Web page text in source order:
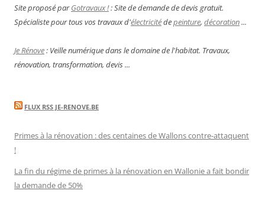
Site proposé parGotravaux !: Site de demande de devis gratuit.
Spécialiste pour tous vos travaux d'électricitédepeinture, décoration...
Je Rénove: Veille numérique dans le domaine de l'habitat. Travaux,
rénovation, transformation, devis ...
FLUX RSS JE-RENOVE.BE
Primes à la rénovation : des centaines de Wallons contre-attaquent
!
La fin du régime de primes à la rénovation en Wallonie a fait bondir
la demande de 50%